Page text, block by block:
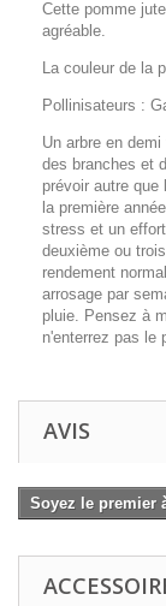
Cette pomme
agréable.
La couleur de la
Pollinisateurs :
Un arbre en
des branches et
prévoir autre
la première
stress et un
deuxième ou
rendement
arrosage par
pluie. Pensez à
n'enterrez pas le
AVIS
Soyez le premier